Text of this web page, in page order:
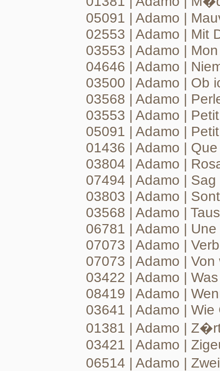
05091 | Adamo |
02553 | Adamo | Mit
03553 | Adamo |
04646 | Adamo |
03500 | Adamo | Ob
03568 | Adamo |
03553 | Adamo |
05091 | Adamo |
01436 | Adamo |
03804 | Adamo |
07494 | Adamo |
03803 | Adamo |
03568 | Adamo |
06781 | Adamo |
07073 | Adamo |
07073 | Adamo |
03422 | Adamo |
08419 | Adamo |
03641 | Adamo | Wie
01381 | Adamo |
03421 | Adamo |
06514 | Adamo |